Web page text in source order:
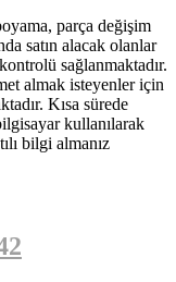
parça değişim
satın alacak olanlar
sağlanmaktadır.
almak isteyenler için
Kısa sürede
kullanılarak
bilgi almanız